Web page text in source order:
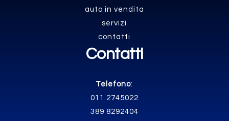
auto in vendita
servizi
contatti
Contatti
Telefono:
011 2745022
389 8292404